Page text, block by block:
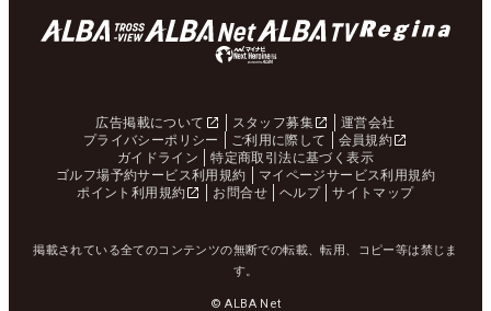
広告掲載について スタッフ募集
運営会社
プライバシーポリシー
ご利用に際して
会員規約
ガイドライン
特定商取引法に基づく表示
ゴルフ場予約サービス利用規約
マイページサービス利用規約
ポイント利用規約
お問合せ ヘルプ サイトマップ
掲載されている全てのコンテンツの無断での転載、転用、コピー等は禁じま
す。
© ALBA Net